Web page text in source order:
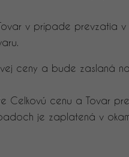
v prípade prevzatia
ceny a bude zaslaná
cenu a Tovar
je zaplatená v